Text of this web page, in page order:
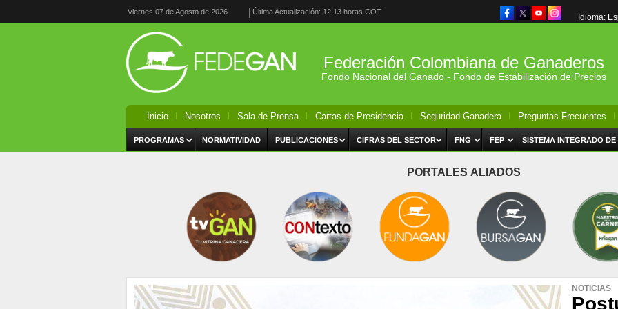
Viernes 07 de Agosto de 2026 Última Actualización: 12:13 horas COT
Idioma:
Federación Colombiana de Ganaderos
Fondo Nacional del Ganado - Fondo de Estabilización de Precios
Inicio Nosotros Sala de Prensa Cartas de Presidencia Seguridad Ganadera Preguntas Frecuentes
PROGRAMAS NORMATIVIDAD PUBLICACIONES CIFRAS DEL SECTOR FNG FEP SISTEMA INTEGRADO DE
PORTALES ALIADOS
NOTICIAS